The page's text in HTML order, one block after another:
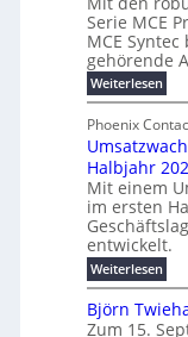
r
u
n
g
b
r
a
u
c
h
t
m
e
r
E
n
e
r
g
u
b
f
ü
r
m
o
d
e
i
c
k
e
l
e
N
H
-
S
i
c
h
e
r
r
d
b
e
e
i
l
i
g
u
n
g
b
e
Serie MCE
MCE
gehörende
Weiterlesen:
M
h
r
f
a
c
h
d
u
r
c
f
ü
Phoenix
Halbjahr
Mit einem
im ersten
entwickelt.
Weiterlesen:
U
m
s
Björn
Zum 15.